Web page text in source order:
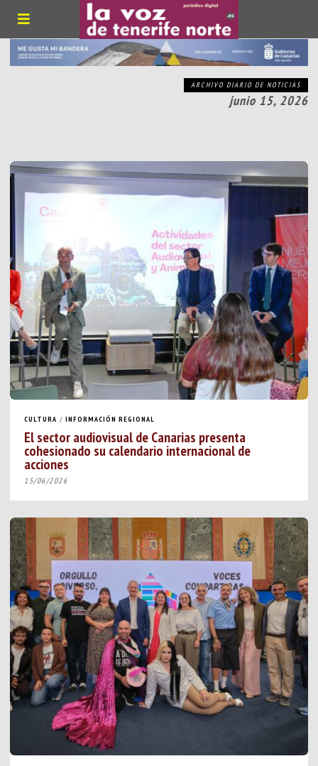
ARCHIVO DIARIO DE NOTICIAS
junio 15, 2026
CULTURA / INFORMACIÓN REGIONAL
El sector audiovisual de Canarias presenta
cohesionado su calendario internacional de
acciones
15/06/2026